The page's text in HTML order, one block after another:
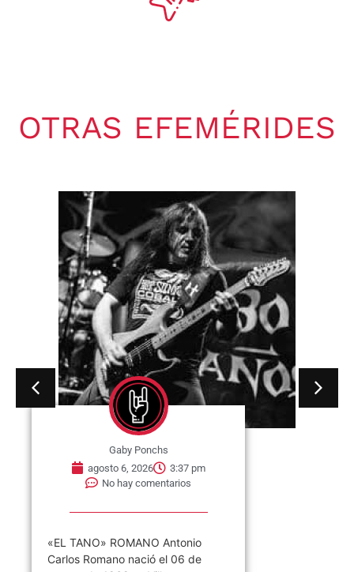
OTRAS EFEMÉRIDES
Gaby Ponchs
agosto 6, 2026
3:37 pm
No hay comentarios
«EL TANO» ROMANO Antonio
Carlos Romano nació el 06 de